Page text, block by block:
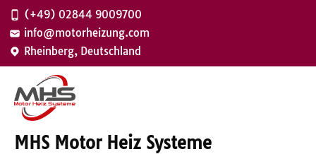
Zum
Inhalt
springen
(+49) 02844 9009700
info@motorheizung.com
Rheinberg, Deutschland
MHS Motor Heiz Systeme